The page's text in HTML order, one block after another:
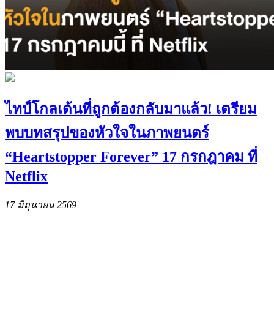
ไทป์โกลเด้นที่ถูกต้องกลับมาแล้ว! เตรียม
พบบทสรุปของหัวใจในภาพยนตร์
“Heartstopper Forever” 17 กรกฎาคม ที่
Netflix
17 มิถุนายน 2569